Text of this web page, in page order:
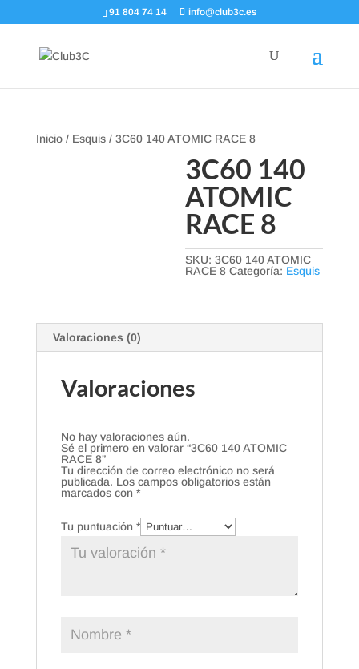
91 804 74 14 info@club3c.es
Inicio/ Esquis/ 3C60 140 ATOMIC RACE 8
3C60 140
ATOMIC
RACE 8
SKU:3C60 140 ATOMIC
RACE 8 Categoría: Esquis
Valoraciones (0)
Valoraciones
No hay valoraciones aún.
Sé el primero en valorar “3C60 140 ATOMIC
RACE 8”
Tu dirección de correo electrónico no será
publicada. Los campos obligatorios están
marcados con *
Tu puntuación *